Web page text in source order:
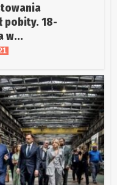
pobity. 18-
w...